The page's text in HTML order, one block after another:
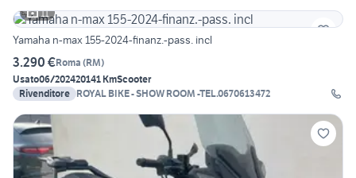
11
Yamaha n-max 155-2024-finanz.-pass. incl
3.290 €Roma (RM)
Usato06/202420141 KmScooter
Rivenditore ROYAL BIKE - SHOW ROOM -TEL.0670613472